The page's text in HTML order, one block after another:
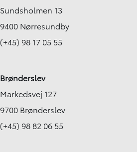
Sundsholmen 13
9400 Nørresundby
(+45) 98 17 05 55
Brønderslev
Markedsvej 127
9700 Brønderslev
(+45) 98 82 06 55